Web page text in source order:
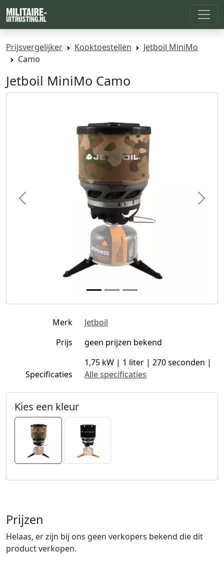
Prijsvergelijker Kooktoestellen
Jetboil MiniMo
Camo
Jetboil MiniMo Camo
Previous Next
Merk
Jetboil
Prijs
geen prijzen bekend
Specificaties
1,75 kW | 1 liter | 270 seconden |
Alle specificaties
Kies een kleur
Prijzen
Helaas, er zijn bij ons geen verkopers bekend die dit
product verkopen.